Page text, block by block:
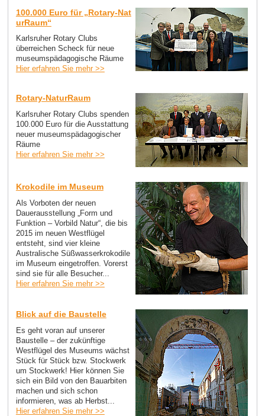
100.000 Euro für „Rotary-Nat
urRaum“
Karlsruher Rotary Clubs
überreichen Scheck für neue
museumspädagogische Räume
Hier erfahren Sie mehr >>
Rotary-NaturRaum
Karlsruher Rotary Clubs spenden
100.000 Euro für die Ausstattung
neuer museumspädagogischer
Räume
Hier erfahren Sie mehr >>
Krokodile im Museum
Als Vorboten der neuen
Dauerausstellung „Form und
Funktion – Vorbild Natur“, die bis
2015 im neuen Westflügel
entsteht, sind vier kleine
Australische Süßwasserkrokodile
im Museum eingetroffen. Vorerst
sind sie für alle Besucher...
Hier erfahren Sie mehr >>
Blick auf die Baustelle
Es geht voran auf unserer
Baustelle – der zukünftige
Westflügel des Museums wächst
Stück für Stück bzw. Stockwerk
um Stockwerk! Hier können Sie
sich ein Bild von den Bauarbiten
machen und sich schon
informieren, was ab Herbst...
Hier erfahren Sie mehr >>